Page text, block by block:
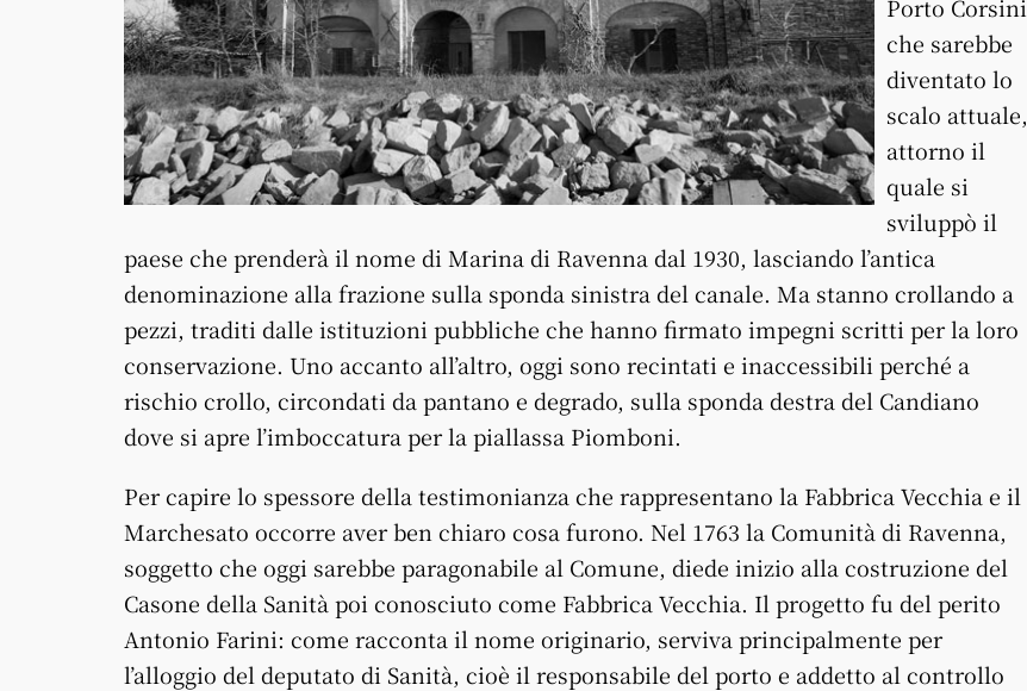
Porto Corsini
che sarebbe
diventato lo
scalo attuale,
attorno il
quale si
sviluppò il
paese che prenderà il nome di Marina di Ravenna dal 1930, lasciando l’antica
denominazione alla frazione sulla sponda sinistra del canale. Ma stanno crollando a
pezzi, traditi dalle istituzioni pubbliche che hanno firmato impegni scritti per la loro
conservazione. Uno accanto all’altro, oggi sono recintati e inaccessibili perché a
rischio crollo, circondati da pantano e degrado, sulla sponda destra del Candiano
dove si apre l’imboccatura per la piallassa Piomboni.
Per capire lo spessore della testimonianza che rappresentano la Fabbrica Vecchia e il
Marchesato occorre aver ben chiaro cosa furono. Nel 1763 la Comunità di Ravenna,
soggetto che oggi sarebbe paragonabile al Comune, diede inizio alla costruzione del
Casone della Sanità poi conosciuto come Fabbrica Vecchia. Il progetto fu del perito
Antonio Farini: come racconta il nome originario, serviva principalmente per
l’alloggio del deputato di Sanità, cioè il responsabile del porto e addetto al controllo